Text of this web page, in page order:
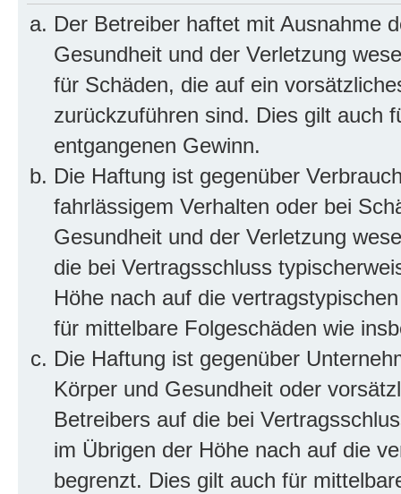
Der Betreiber haftet mit Ausnahme
Gesundheit und der Verletzung
für Schäden, die auf ein
zurückzuführen sind. Dies gilt auch
entgangenen Gewinn.
Die Haftung ist gegenüber
fahrlässigem Verhalten oder bei
Gesundheit und der Verletzung
die bei Vertragsschluss
Höhe nach auf die
für mittelbare Folgeschäden wie
Die Haftung ist gegenüber
Körper und Gesundheit oder
Betreibers auf die bei
im Übrigen der Höhe nach auf die
begrenzt. Dies gilt auch für